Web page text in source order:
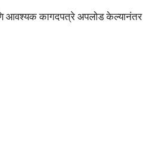
आवश्यक कागदपत्रे अपलोड केल्यानंतर